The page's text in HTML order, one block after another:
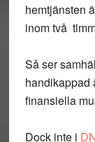
hemtjänsten
inom två
Så ser
handikappad
finansiella
Dock inte i